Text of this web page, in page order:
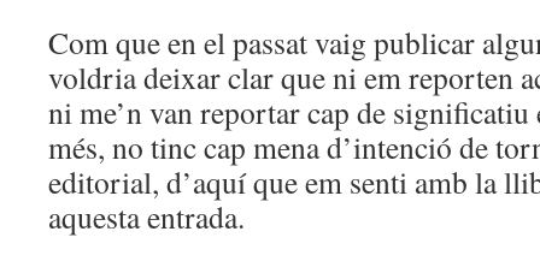
Com que en el passat vaig publicar
voldria deixar clar que ni em reporten
ni me’n van reportar cap de significatiu
més, no tinc cap mena d’intenció de
editorial, d’aquí que em senti amb la
aquesta entrada.